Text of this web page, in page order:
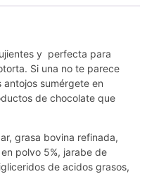
y perfecta para
Si una no te parece
sumérgete en
de chocolate que
grasa bovina refinada,
polvo 5%, jarabe de
de acidos grasos,